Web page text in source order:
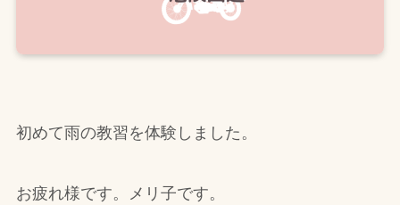
初めて雨の教習を体験しました。
お疲れ様です。メリ子です。